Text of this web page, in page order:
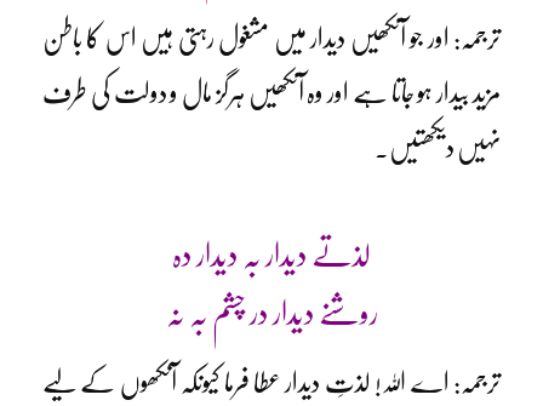
ترجمہ: اور جو آنکھیں دیدار میں مشغول رہتی ہیں اس کا باطن
مزید بیدار ہو جاتا ہے اور وہ آنکھیں ہرگز مال و دولت کی طرف
نہیں دیکھتیں۔
لذتے دیدار بہ دیدار دہ
روشنے دیدار در چشم بہ نہ
ترجمہ: اے اللہ! لذتِ دیدار عطا فرما کیونکہ آنکھوں کے لیے